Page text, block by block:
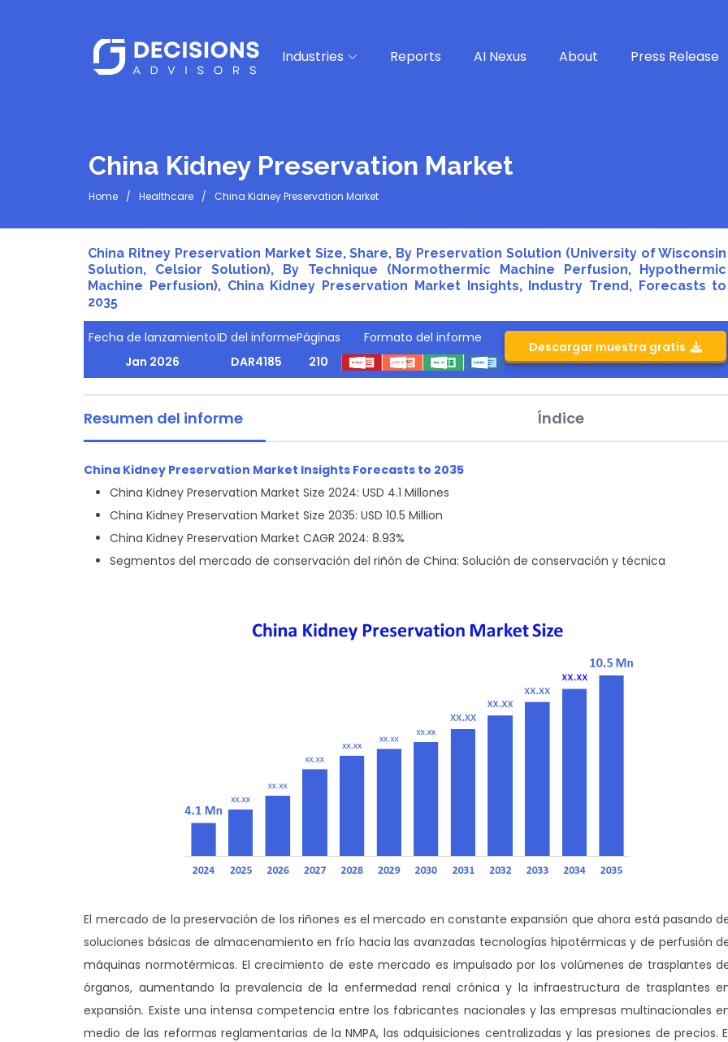
Industries Reports AI Nexus About Press Release
China Kidney Preservation Market
Home Healthcare China Kidney Preservation Market
China Ritney Preservation Market Size, Share, By Preservation Solution (University of Wisconsin
Solution, Celsior Solution), By Technique (Normothermic Machine Perfusion, Hypothermic
Machine Perfusion), China Kidney Preservation Market Insights, Industry Trend, Forecasts to
2035
Fecha de lanzamiento
Jan 2026
ID del informe
DAR4185
Páginas
210
Formato del informe
Descargar muestra gratis
Resumen del informe Índice
China Kidney Preservation Market Insights Forecasts to 2035
China Kidney Preservation Market Size 2024: USD 4.1 Millones
China Kidney Preservation Market Size 2035: USD 10.5 Million
China Kidney Preservation Market CAGR 2024: 8.93%
Segmentos del mercado de conservación del riñón de China: Solución de conservación y técnica
El mercado de la preservación de los riñones es el mercado en constante expansión que ahora está pasando
soluciones básicas de almacenamiento en frío hacia las avanzadas tecnologías hipotérmicas y de perfusión
máquinas normotérmicas. El crecimiento de este mercado es impulsado por los volúmenes de trasplantes
órganos, aumentando la prevalencia de la enfermedad renal crónica y la infraestructura de trasplantes
expansión. Existe una intensa competencia entre los fabricantes nacionales y las empresas multinacionales
medio de las reformas reglamentarias de la NMPA, las adquisiciones centralizadas y las presiones de precios.